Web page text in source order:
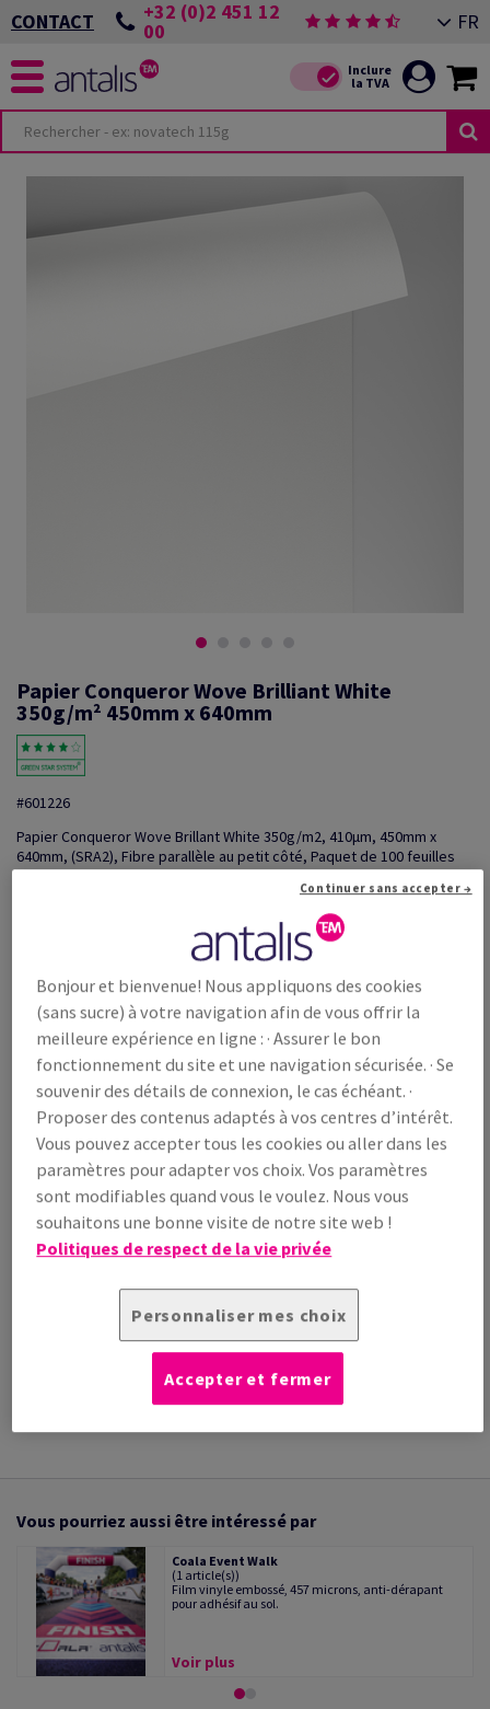
CONTACT +32 (0)2 451 12
00 FR
Papier Conqueror Wove Brilliant White
350g/m² 450mm x 640mm
#601226
Papier Conqueror Wove Brillant White 350g/m2, 410µm, 450mm x
640mm, (SRA2), Fibre parallèle au petit côté, Paquet de 100 feuilles
Partager via e-mail
/ 1 000 feuille(s)
(101 kg )
EN STOCK
Guide des quantités
paquet(s)
Echantillons
ADDITIONNELLE
INFORMATIONS
TECHNIQUES TECHNIQUES
Vous pourriez aussi être intéressé par
Coala Event Walk
(1 article(s))
Film vinyle embossé, 457 microns, anti-dérapant
pour adhésif au sol.
Voir plus
Bonjour et bienvenue! Nous appliquons des cookies
(sans sucre) à votre navigation afin de vous offrir la
meilleure expérience en ligne : · Assurer le bon
fonctionnement du site et une navigation sécurisée. · Se
souvenir des détails de connexion, le cas échéant. ·
Proposer des contenus adaptés à vos centres d’intérêt.
Vous pouvez accepter tous les cookies ou aller dans les
paramètres pour adapter vos choix. Vos paramètres
sont modifiables quand vous le voulez. Nous vous
souhaitons une bonne visite de notre site web !
Politiques de respect de la vie privée
Personnaliser mes choix
Continuer sans accepter →
Accepter et fermer